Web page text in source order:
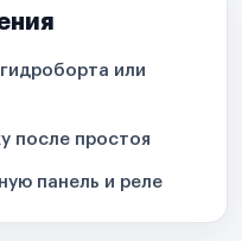
или
после простоя
панель и реле